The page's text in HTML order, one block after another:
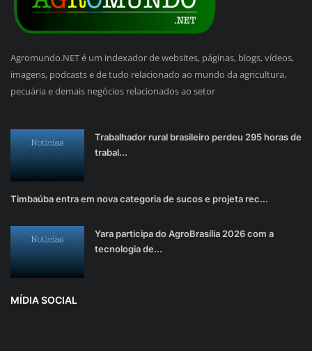
Agromundo.NET é um indexador de websites, páginas, blogs, vídeos,
imagens, podcasts e de tudo relacionado ao mundo da agricultura,
pecuária e demais negócios relacionados ao setor
Trabalhador rural brasileiro perdeu 295 horas de
trabal...
Timbaúba entra em nova categoria de sucos e projeta rec...
Yara participa do AgroBrasília 2026 com a
tecnologia de...
MÍDIA SOCIAL